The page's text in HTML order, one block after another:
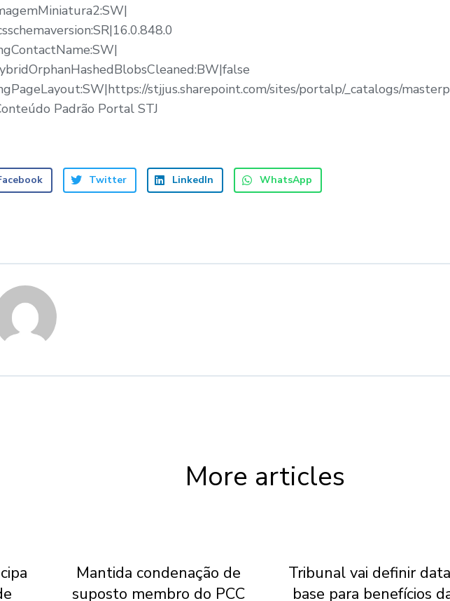
stjjus.sharepoint.com/sites/portalp/_catalogs/
Padrão Portal STJ
Twitter LinkedIn WhatsApp
More articles
Mantida condenação de
suposto membro do PCC
Tribunal vai definir
base para benefícios